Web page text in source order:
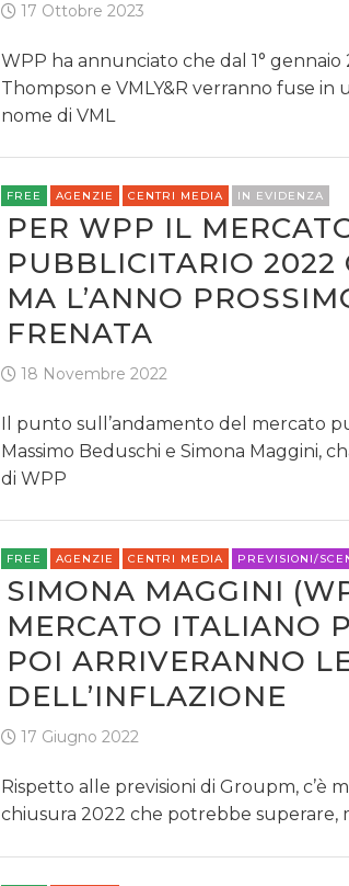
17 Ottobre 2023
WPP ha annunciato che dal 1°
Thompson e VMLY&R verranno fuse in
nome di VML
FREE AGENZIE CENTRI MEDIA IN EVIDENZA
PER WPP IL
PUBBLICITARIO 2022
MA L’ANNO
FRENATA
18 Novembre 2022
Il punto sull’andamento del mercato
Massimo Beduschi e Simona Maggini,
di WPP
FREE AGENZIE CENTRI MEDIA PREVISIONI/
SIMONA MAGGINI
MERCATO ITALIANO
POI ARRIVERANNO
DELL’INFLAZIONE
17 Giugno 2022
Rispetto alle previsioni di Groupm, c’è
chiusura 2022 che potrebbe superare,